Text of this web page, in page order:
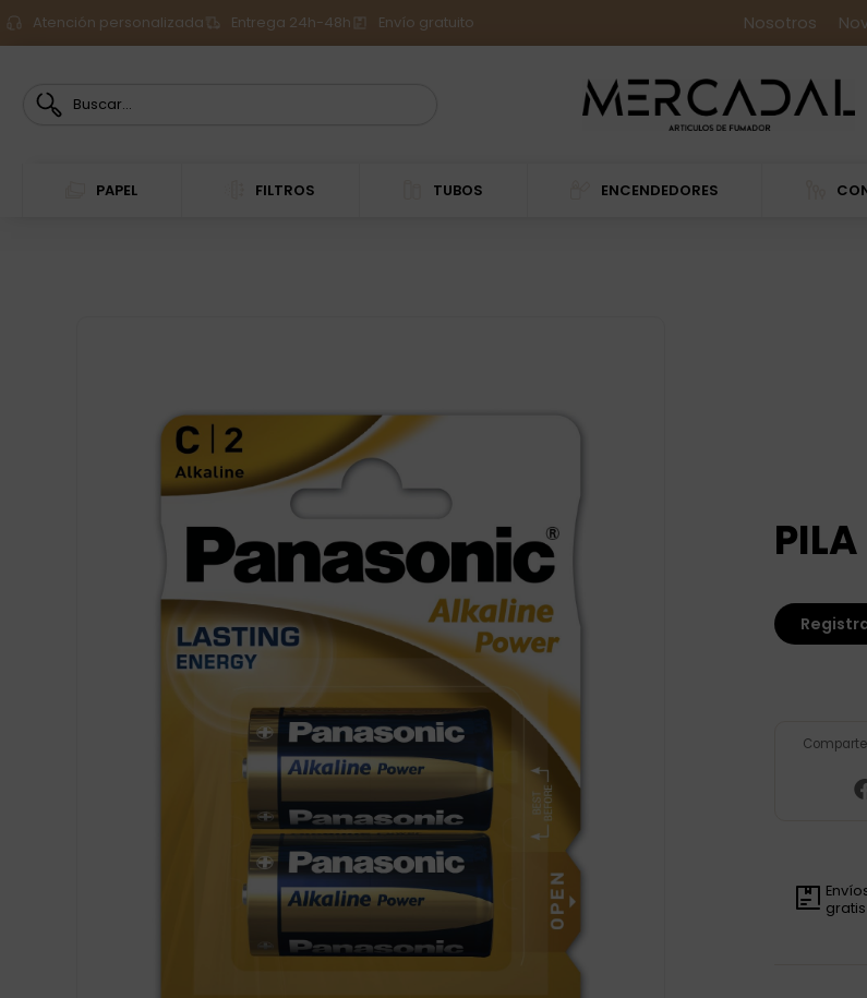
Atención personalizada Entrega 24h-48h Envío gratuito Nosotros
PAPEL FILTROS TUBOS ENCENDEDORES
Comparte